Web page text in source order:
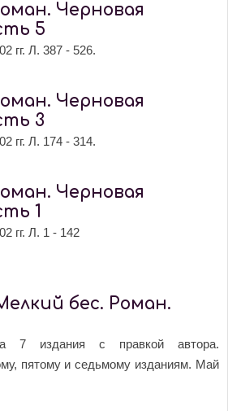
Черновая
5
гг. Л. 387 - 526.
Роман. Черновая редакция. Часть 5
Черновая
3
гг. Л. 174 - 314.
Роман. Черновая редакция. Часть 3
Черновая
1
гг. Л. 1 - 142
Роман. Черновая редакция. Часть 1
бес. Роман.
7 издания с правкой автора.
пятому и седьмому изданиям. Май
Мелкий бес. Роман. Корректура